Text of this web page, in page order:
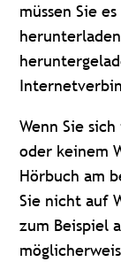
müssen Sie
Wenn Sie
oder keinem
Hörbuch am
Sie nicht auf
zum Beispiel